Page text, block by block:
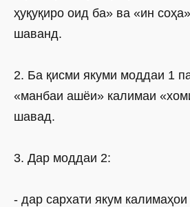
ҳуқуқиро оид ба» ва «ин
шаванд.
2. Ба қисми якуми моддаи 1
«манбаи ашёи» калимаи
шавад.
3. Дар моддаи 2:
- дар сархати якум калимаҳои